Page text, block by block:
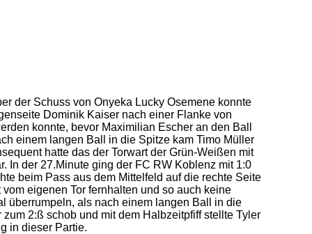
der Schuss von Onyeka Lucky Osemene konnte
Dominik Kaiser nach einer Flanke von
konnte, bevor Maximilian Escher an den Ball
einem langen Ball in die Spitze kam Timo Müller
hatte das der Torwart der Grün-Weißen mit
In der 27.Minute ging der FC RW Koblenz mit 1:0
beim Pass aus dem Mittelfeld auf die rechte Seite
eigenen Tor fernhalten und so auch keine
überrumpeln, als nach einem langen Ball in die
2:ß schob und mit dem Halbzeitpfiff stellte Tyler
in dieser Partie.